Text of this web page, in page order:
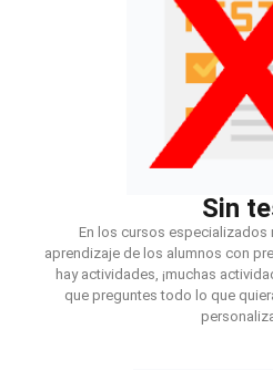
Sin
En los cursos especializados
aprendizaje de los alumnos con
hay actividades, ¡muchas
que preguntes todo lo que